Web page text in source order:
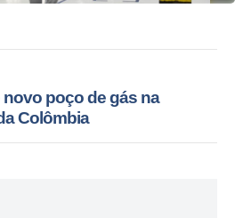
poço de gás na
Colômbia